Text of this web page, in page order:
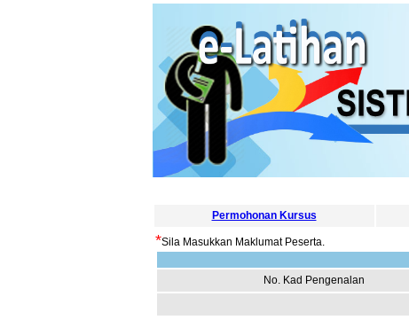
Permohonan Kursus
*Sila Masukkan Maklumat Peserta.
No. Kad Pengenalan